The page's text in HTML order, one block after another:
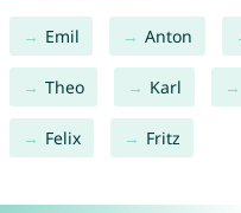
Emil Anton
Theo Karl
Felix Fritz